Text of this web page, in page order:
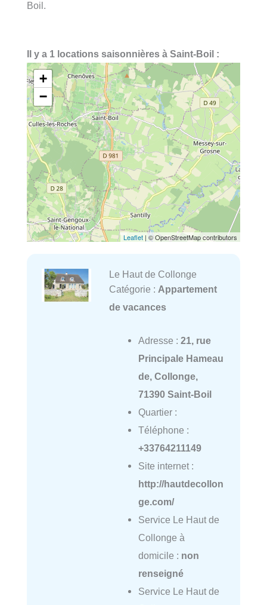
Boil.
Il y a 1 locations saisonnières à Saint-Boil :
+
−
Leaflet | © OpenStreetMap contributors
Le Haut de Collonge
Catégorie : Appartement
de vacances
Adresse : 21, rue
Principale Hameau
de, Collonge,
71390 Saint-Boil
Quartier :
Téléphone :
+33764211149
Site internet :
http://hautdecollon
ge.com/
Service Le Haut de
Collonge à
domicile : non
renseigné
Service Le Haut de